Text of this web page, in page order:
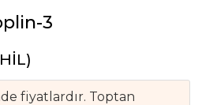
3
fiyatlardır. Toptan